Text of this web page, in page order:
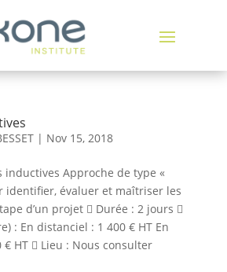
| Nov 15, 2018
inductives Approche de type «
identifier, évaluer et maîtriser les
d’un projet  Durée : 2 jours 
: En distanciel : 1 400 € HT En
HT  Lieu : Nous consulter